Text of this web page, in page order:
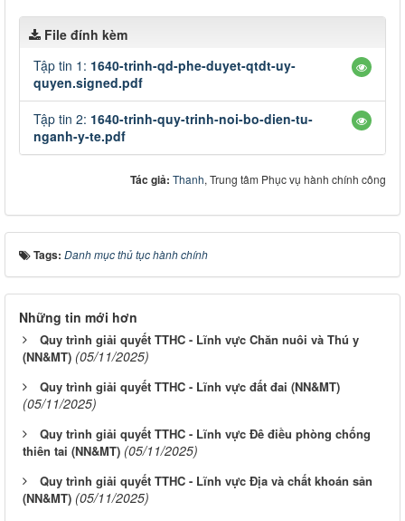
File đính kèm
Tập tin 1: 1640-trinh-qd-phe-duyet-qtdt-uy-
quyen.signed.pdf
Tập tin 2: 1640-trinh-quy-trinh-noi-bo-dien-tu-
nganh-y-te.pdf
Tác giả: Thanh, Trung tâm Phục vụ hành chính công
Tags: Danh mục thủ tục hành chính
Những tin mới hơn
Quy trình giải quyết TTHC - Lĩnh vực Chăn nuôi và Thú y
(NN&MT) (05/11/2025)
Quy trình giải quyết TTHC - Lĩnh vực đất đai (NN&MT)
(05/11/2025)
Quy trình giải quyết TTHC - Lĩnh vực Đê điều phòng chống
thiên tai (NN&MT) (05/11/2025)
Quy trình giải quyết TTHC - Lĩnh vực Địa và chất khoán sản
(NN&MT) (05/11/2025)